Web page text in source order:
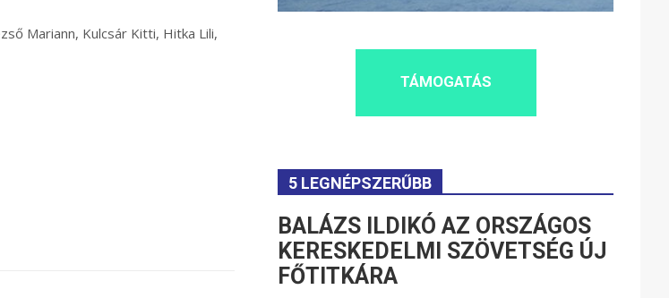
Mariann, Kulcsár Kitti, Hitka Lili,
TÁMOGATÁS
5 LEGNÉPSZERŰBB
BALÁZS ILDIKÓ AZ ORSZÁGOS
KERESKEDELMI SZÖVETSÉG ÚJ
FŐTITKÁRA